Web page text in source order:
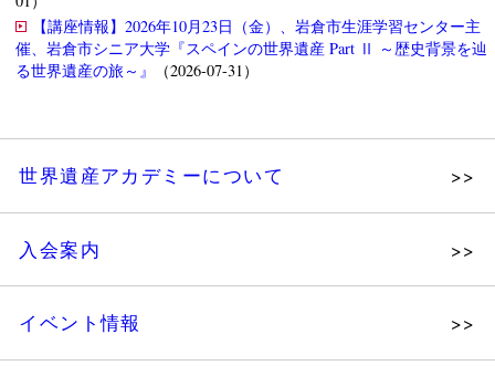
【講座情報】2026年10月23日（金）、岩倉市生涯学習センター主
催、岩倉市シニア大学『スペインの世界遺産 Part Ⅱ ～歴史背景を辿
る世界遺産の旅～』
（2026-07-31）
世界遺産アカデミーについて
入会案内
イベント情報